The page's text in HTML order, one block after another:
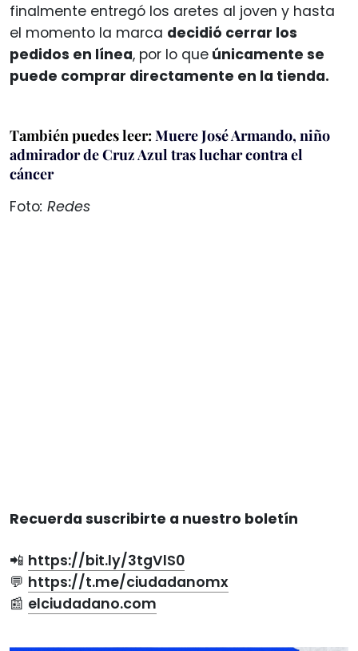
finalmente entregó los aretes al joven y hasta
el momento la marca decidió cerrar los
pedidos en línea, por lo que únicamente se
puede comprar directamente en la tienda.
También puedes leer: Muere José Armando, niño
admirador de Cruz Azul tras luchar contra el
cáncer
Foto: Redes
Recuerda suscribirte a nuestro boletín
📲 https://bit.ly/3tgVlS0
💬 https://t.me/ciudadanomx
📰 elciudadano.com